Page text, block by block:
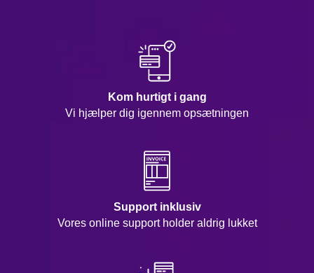
Kom hurtigt i gang
Vi hjælper dig igennem opsætningen
Support inklusiv
Vores online support holder aldrig lukket